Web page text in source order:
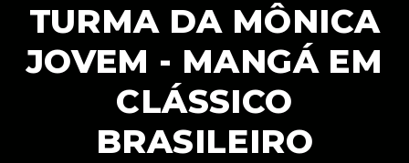
TURMA DA MÔNICA
JOVEM - MANGÁ EM
CLÁSSICO
BRASILEIRO